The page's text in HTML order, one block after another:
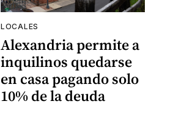
LOCALES
Alexandria permite a
inquilinos quedarse
en casa pagando solo
10% de la deuda